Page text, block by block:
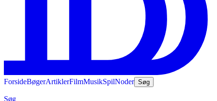
ForsideBøgerArtiklerFilmMusikSpilNoder Søg
Søg